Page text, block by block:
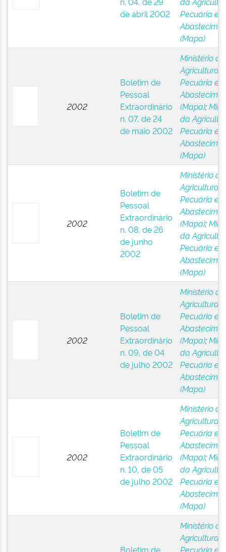
de abril 2002
Pecuária e
(Mapa)
2002
Boletim de
Pessoal
Extraordinário
n. 07, de 24
de maio 2002
Ministério da
Agricultura,
Pecuária e
(Mapa);
da
Pecuária e
(Mapa)
2002
Boletim de
Pessoal
Extraordinário
n. 08, de 26
de junho
2002
Ministério da
Agricultura,
Pecuária e
(Mapa);
da
Pecuária e
(Mapa)
2002
Boletim de
Pessoal
Extraordinário
n. 09, de 04
de julho 2002
Ministério da
Agricultura,
Pecuária e
(Mapa);
da
Pecuária e
(Mapa)
2002
Boletim de
Pessoal
Extraordinário
n. 10, de 05
de julho 2002
Ministério da
Agricultura,
Pecuária e
(Mapa);
da
Pecuária e
(Mapa)
Boletim de
Ministério da
Agricultura,
Pecuária e